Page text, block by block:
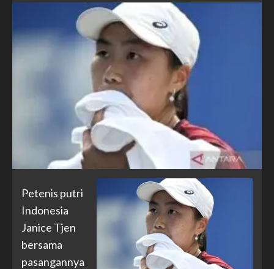
Petenis putri
Indonesia
Janice Tjen
bersama
pasangannya